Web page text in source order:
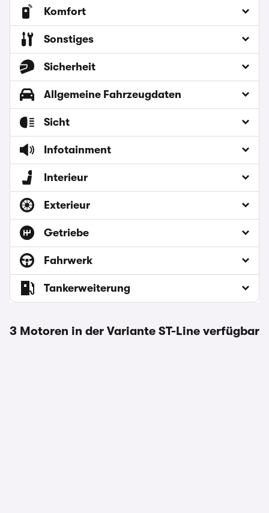
Komfort
Sonstiges
Sicherheit
Allgemeine Fahrzeugdaten
Sicht
Infotainment
Interieur
Exterieur
Getriebe
Fahrwerk
Tankerweiterung
3 Motoren in der Variante ST-Line verfügbar